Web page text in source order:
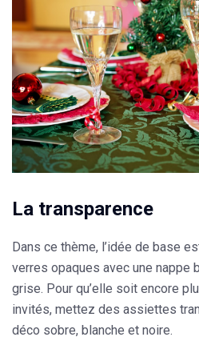
La transparence
Dans ce thème, l’idée de base
verres opaques avec une nappe
grise. Pour qu’elle soit encore
invités, mettez des assiettes
déco sobre, blanche et noire.